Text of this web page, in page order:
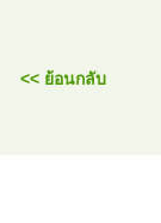
<< ย้อนกลับ